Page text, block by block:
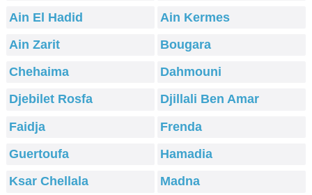
Ain El Hadid
Ain Kermes
Ain Zarit
Bougara
Chehaima
Dahmouni
Djebilet Rosfa
Djillali Ben Amar
Faidja
Frenda
Guertoufa
Hamadia
Ksar Chellala
Madna